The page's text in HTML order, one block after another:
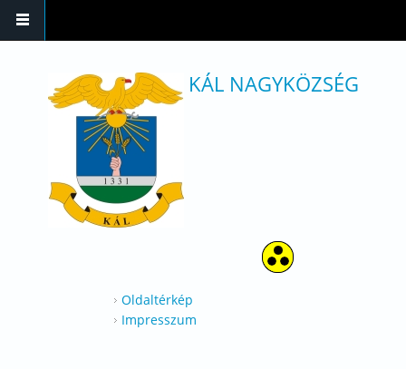
KÁL NAGYKÖZSÉG
Oldaltérkép
Impresszum